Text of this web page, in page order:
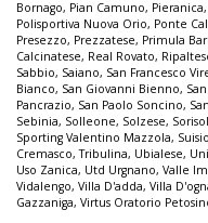
Bornago, Pian Camuno, Pieranica,
Polisportiva Nuova Orio, Ponte
Presezzo, Prezzatese, Primula
Calcinatese, Real Rovato,
Sabbio, Saiano, San Francesco
Bianco, San Giovanni Bienno,
Pancrazio, San Paolo Soncino,
Sebinia, Solleone, Solzese,
Sporting Valentino Mazzola, Suisio
Cremasco,Tribulina, Ubialese,
Uso Zanica, Utd Urgnano, Valle
Vidalengo, Villa D'adda, Villa
Gazzaniga, Virtus Oratorio